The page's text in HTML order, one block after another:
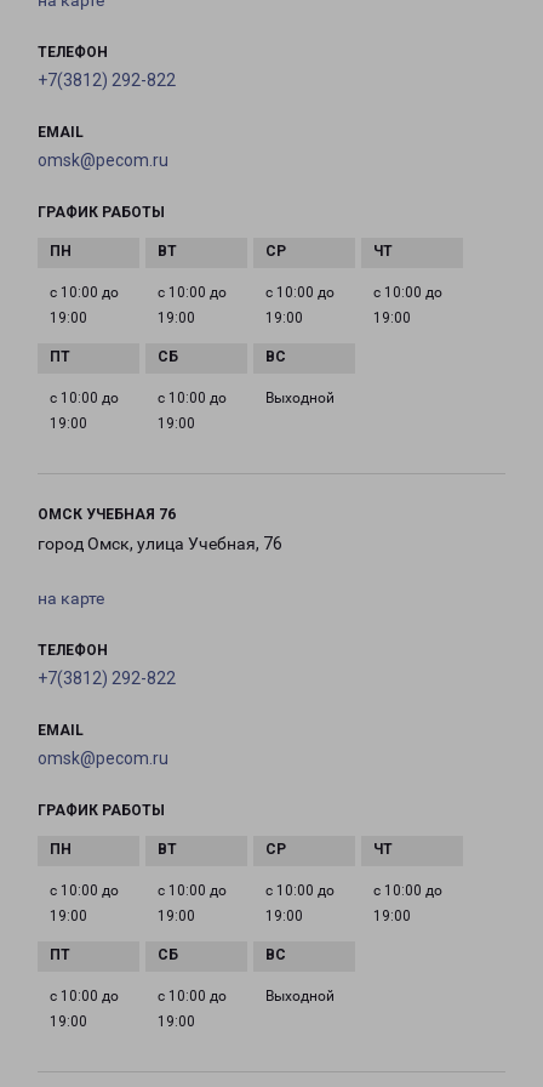
ТЕЛЕФОН
+7(3812) 292-822
EMAIL
omsk@pecom.ru
ГРАФИК РАБОТЫ
с 10:00 до
19:00
с 10:00 до
19:00
с 10:00 до
19:00
с 10:00 до
19:00
с 10:00 до
19:00
с 10:00 до
19:00
Выходной
ОМСК УЧЕБНАЯ 76
город Омск, улица Учебная, 76
на карте
ТЕЛЕФОН
+7(3812) 292-822
EMAIL
omsk@pecom.ru
ГРАФИК РАБОТЫ
с 10:00 до
19:00
с 10:00 до
19:00
с 10:00 до
19:00
с 10:00 до
19:00
с 10:00 до
19:00
с 10:00 до
19:00
Выходной